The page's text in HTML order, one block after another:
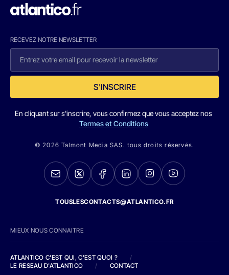
RECEVEZ NOTRE NEWSLETTER
S'INSCRIRE
En cliquant sur s'inscrire, vous confirmez que vous acceptez nos
Termes et Conditions
© 2026 Talmont Media SAS. tous droits réservés.
TOUSLESCONTACTS@ATLANTICO.FR
MIEUX NOUS CONNAITRE
ATLANTICO C'EST QUI, C'EST QUOI ?
/
LE RESEAU D'ATLANTICO
/ CONTACT